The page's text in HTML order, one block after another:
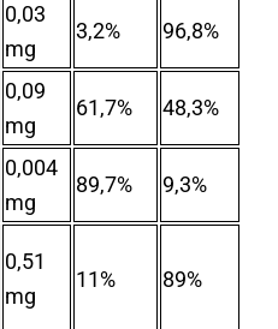
0,03
mg
3,2% 96,8%
0,09
mg
61,7% 48,3%
0,004
mg
89,7% 9,3%
0,51
mg
11% 89%